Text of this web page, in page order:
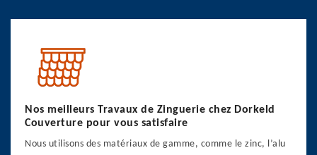
Nos meilleurs Travaux de Zinguerie chez Dorkeld
Couverture pour vous satisfaire
Nous utilisons des matériaux de gamme, comme le zinc, l’alu